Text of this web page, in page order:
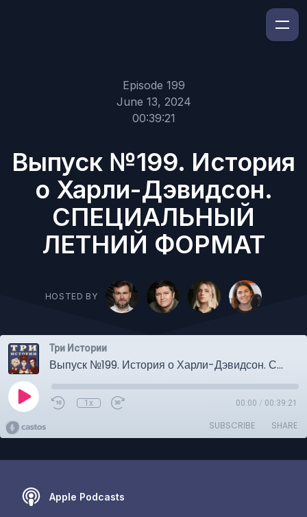
Episode 199
June 13, 2024
00:39:21
Выпуск №199. История
о Харли-Дэвидсон.
СПЕЦИАЛЬНЫЙ
ЛЕТНИЙ ФОРМАТ
HOSTED BY
Три Истории
Выпуск №199. История о Харли-Дэвидсон. СПЕЦИАЛЬНЫЙ ЛЕТНИЙ ФОРМАТ
1x 00:00 / 00:39:21
SUBSCRIBE SHARE
Apple Podcasts